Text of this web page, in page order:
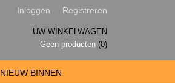
Inloggen Registreren
UW WINKELWAGEN
Geen producten (0)
NIEUW BINNEN